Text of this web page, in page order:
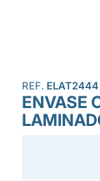
REF. ELAT2444
ENVASE